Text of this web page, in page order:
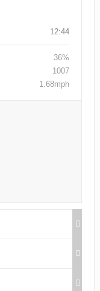
12:44
36%
1007
1.68mph